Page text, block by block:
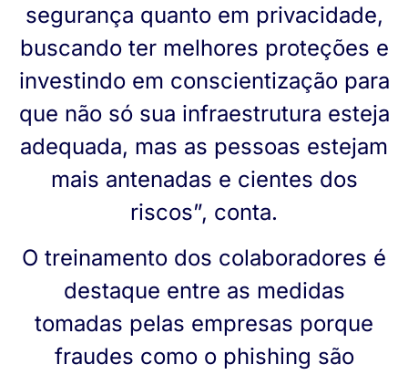
segurança quanto em privacidade,
buscando ter melhores proteções e
investindo em conscientização para
que não só sua infraestrutura esteja
adequada, mas as pessoas estejam
mais antenadas e cientes dos
riscos”, conta.
O treinamento dos colaboradores é
destaque entre as medidas
tomadas pelas empresas porque
fraudes como o phishing são